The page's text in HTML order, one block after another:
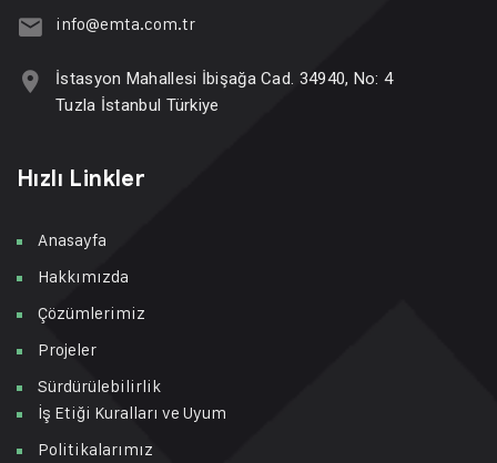
info@emta.com.tr
İstasyon Mahallesi İbişağa Cad. 34940, No: 4
Tuzla İstanbul Türkiye
Hızlı Linkler
Anasayfa
Hakkımızda
Çözümlerimiz
Projeler
Sürdürülebilirlik
İş Etiği Kuralları ve Uyum
Politikalarımız